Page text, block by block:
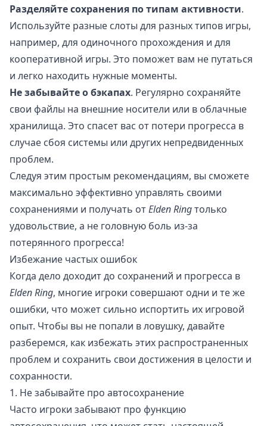
Разделяйте сохранения по типам активности.
Используйте разные слоты для разных типов игры,
например, для одиночного прохождения и для
кооперативной игры. Это поможет вам не путаться
и легко находить нужные моменты.
Не забывайте о бэкапах. Регулярно сохраняйте
свои файлы на внешние носители или в облачные
хранилища. Это спасет вас от потери прогресса в
случае сбоя системы или других непредвиденных
проблем.
Следуя этим простым рекомендациям, вы сможете
максимально эффективно управлять своими
сохранениями и получать отElden Ringтолько
удовольствие, а не головную боль из-за
потерянного прогресса!
Избежание частых ошибок
Когда дело доходит до сохранений и прогресса в
Elden Ring, многие игроки совершают одни и те же
ошибки, что может сильно испортить их игровой
опыт. Чтобы вы не попали в ловушку, давайте
разберемся, как избежать этих распространенных
проблем и сохранить свои достижения в целости и
сохранности.
1. Не забывайте про автосохранение
Часто игроки забывают про функцию